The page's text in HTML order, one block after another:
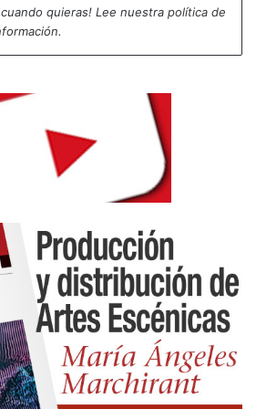
quieras! Lee nuestra política de